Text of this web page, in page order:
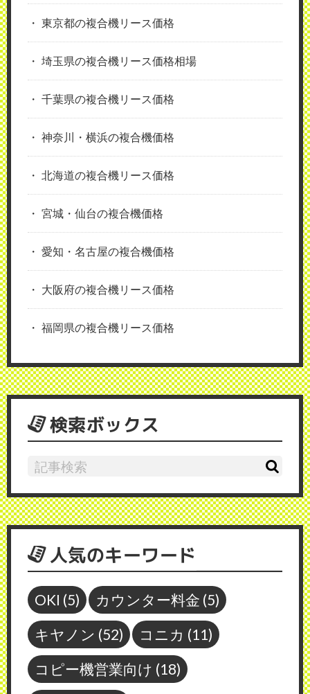
東京都の複合機リース価格
埼玉県の複合機リース価格相場
千葉県の複合機リース価格
神奈川・横浜の複合機価格
北海道の複合機リース価格
宮城・仙台の複合機価格
愛知・名古屋の複合機価格
大阪府の複合機リース価格
福岡県の複合機リース価格
検索ボックス
人気のキーワード
OKI (5) カウンター料金 (5)
キヤノン (52) コニカ (11)
コピー機営業向け (18)